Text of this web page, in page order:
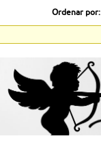
Ordenar por: